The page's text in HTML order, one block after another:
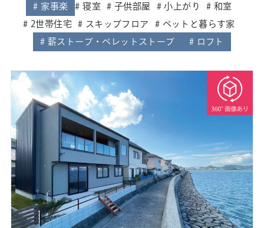
家事楽
寝室 子供部屋 小上がり
和室
2世帯住宅
スキップフロア
ペットと暮らす家
薪ストーブ・ペレットストーブ
ロフト